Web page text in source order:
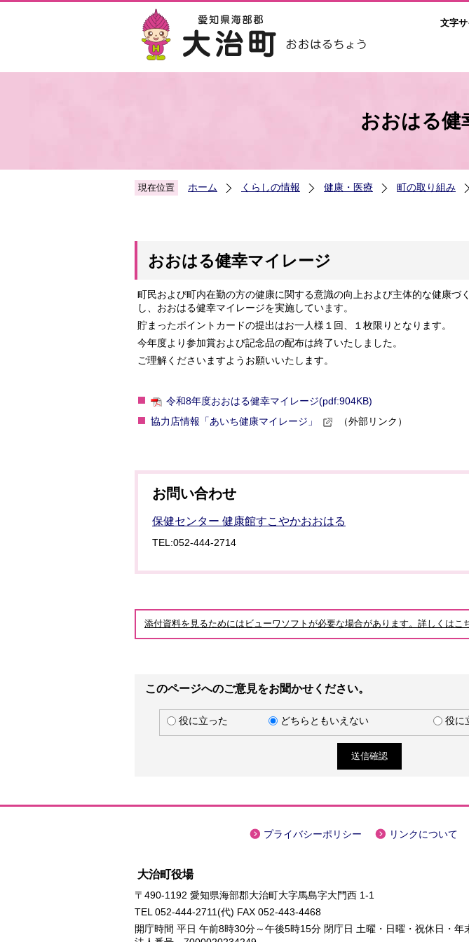
文字
おおはる健
現在位置 ホーム くらしの情報 健康・医療 町の取り組み
おおはる健幸マイレージ
町民および町内在勤の方の健康に関する意識の向上および主体的な健康づ
し、おおはる健幸マイレージを実施しています。
貯まったポイントカードの提出はお一人様１回、１枚限りとなります。
今年度より参加賞および記念品の配布は終了いたしました。
ご理解くださいますようお願いいたします。
令和8年度おおはる健幸マイレージ(pdf:904KB)
協力店情報「あいち健康マイレージ」
（外部リンク）
お問い合わせ
保健センター 健康館すこやかおおはる
TEL:052-444-2714
添付資料を見るためにはビューワソフトが必要な場合があります。詳しくはこ
このページへのご意見をお聞かせください。
役に立った どちらともいえない 役に
プライバシーポリシー リンクについて
大治町役場
〒490-1192 愛知県海部郡大治町大字馬島字大門西 1-1
TEL052-444-2711(代) FAX 052-443-4468
開庁時間 平日 午前8時30分～午後5時15分 閉庁日 土曜・日曜・祝休日・